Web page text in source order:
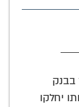
בבנק
יחלקו